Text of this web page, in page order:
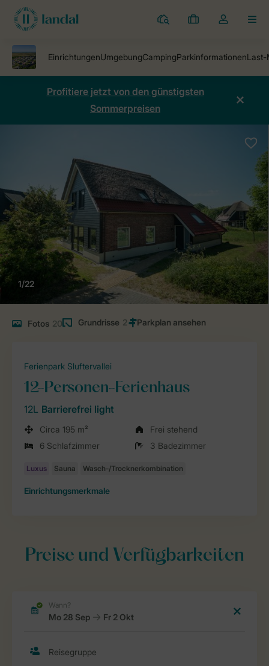
Ferienparks
Meine
Dropdown-
öffnen
Profitiere jetzt von den günstigsten
Sommerpreisen
1/22
Fotos 20 Grundrisse 2
Ferienpark Sluftervallei
12-Personen-Ferienhaus
12L Barrierefrei light
Circa 195 m²
Frei stehend
6 Schlafzimmer
3 Badezimmer
Einrichtungsmerkmale
Preise und Verfügbarkeiten